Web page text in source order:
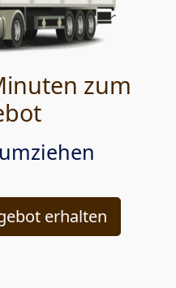
zum
erhalten